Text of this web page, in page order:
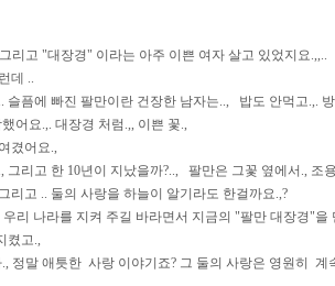
리고 "대장경" 이라는 아주 이쁜 여자 살고 있었지요.,,..
데 ..
슬픔에 빠진 팔만이란 건장한 남자는.., 밥도 안먹고.,.
어요.,. 대장경 처럼.,, 이쁜 꽃.,
겼어요.,
리고 한 10년이 지났을까?.., 팔만은 그꽃 옆에서., 조
고 .. 둘의 사랑을 하늘이 알기라도 한걸까요.,?
리 나라를 지켜 주길 바라면서 지금의 "팔만 대장경"을
켰고.,
정말 애틋한 사랑 이야기죠? 그 둘의 사랑은 영원히